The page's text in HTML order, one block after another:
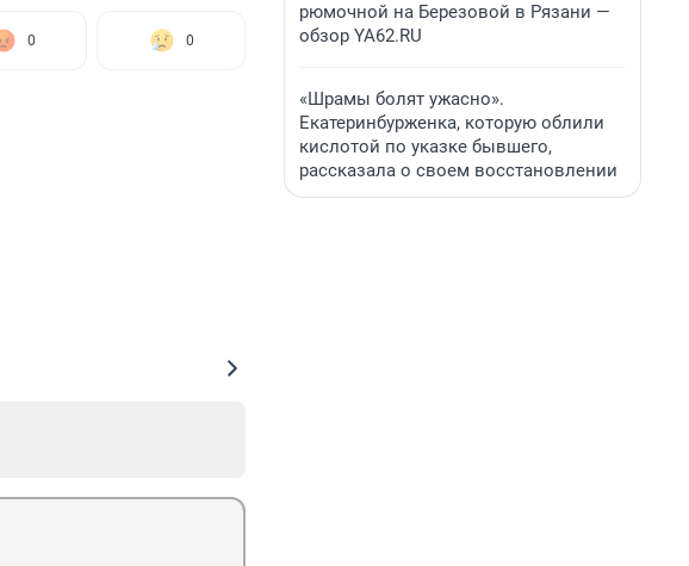
0 0
рюмочной на Березовой в Рязани —
обзор YA62.RU
«Шрамы болят ужасно».
Екатеринбурженка, которую облили
кислотой по указке бывшего,
рассказала о своем восстановлении